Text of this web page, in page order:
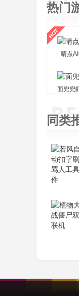
热门
晴点
面兜兜
同类